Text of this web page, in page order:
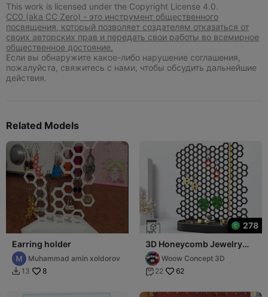
This work is licensed under the Copyright License 4.0.
CC0 (aka CC Zero) - это инструмент общественного
посвящения, который позволяет создателям отказаться от
своих авторских прав и передать свои работы во всемирное
общественное достояние.
Если вы обнаружите какое-либо нарушение соглашения,
пожалуйста, свяжитесь с нами, чтобы обсудить дальнейшие
действия.
Related Models
Earring holder
Muhammad amin xoldorov
 13 8
278
3D Honeycomb Jewelry
Organizer
Woow Concept 3D
 22 62